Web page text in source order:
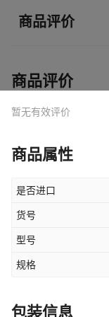
商品评价
商品评价
暂无有效评价
商品属性
是否进口
货号
型号
规格
包装信息